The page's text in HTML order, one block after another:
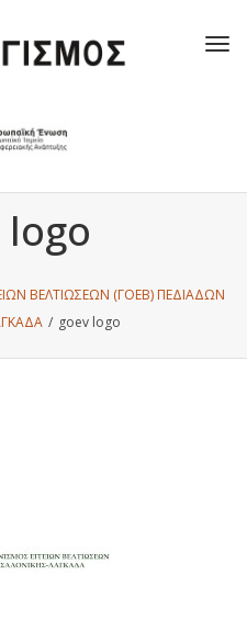
logo
ΒΕΛΤΙΩΣΕΩΝ (ΓΟΕΒ) ΠΕΔΙΑΔΩΝ
/ goev logo